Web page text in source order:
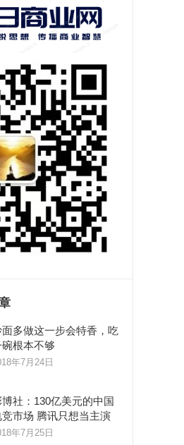
面多做这一步会特香，吃
碗根本不够
年7月24日
博社：130亿美元的中国
竞市场 腾讯只想当主演
年7月25日